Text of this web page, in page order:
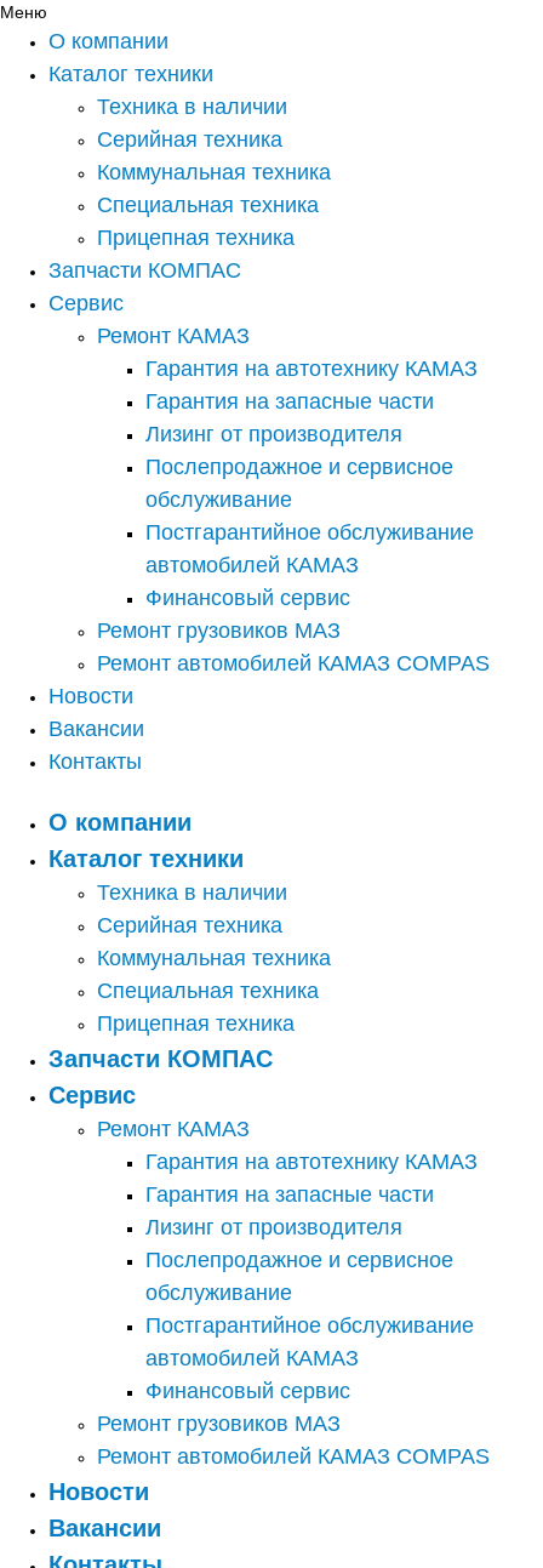
Меню
О компании
Каталог техники
Техника в наличии
Серийная техника
Коммунальная техника
Специальная техника
Прицепная техника
Запчасти КОМПАС
Сервис
Ремонт КАМАЗ
Гарантия на автотехнику КАМАЗ
Гарантия на запасные части
Лизинг от производителя
Послепродажное и сервисное
обслуживание
Постгарантийное обслуживание
автомобилей КАМАЗ
Финансовый сервис
Ремонт грузовиков МАЗ
Ремонт автомобилей КАМАЗ COMPAS
Новости
Вакансии
Контакты
О компании
Каталог техники
Техника в наличии
Серийная техника
Коммунальная техника
Специальная техника
Прицепная техника
Запчасти КОМПАС
Сервис
Ремонт КАМАЗ
Гарантия на автотехнику КАМАЗ
Гарантия на запасные части
Лизинг от производителя
Послепродажное и сервисное
обслуживание
Постгарантийное обслуживание
автомобилей КАМАЗ
Финансовый сервис
Ремонт грузовиков МАЗ
Ремонт автомобилей КАМАЗ COMPAS
Новости
Вакансии